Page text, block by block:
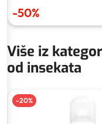
-50%
Više iz
od insekata
-20%